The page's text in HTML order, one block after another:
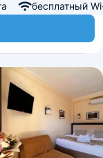
бесплатный